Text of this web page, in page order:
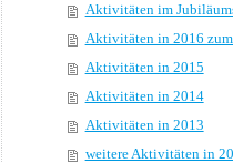
Aktivitäten im
Aktivitäten in 2016
Aktivitäten in 2015
Aktivitäten in 2014
Aktivitäten in 2013
weitere Aktivitäten in